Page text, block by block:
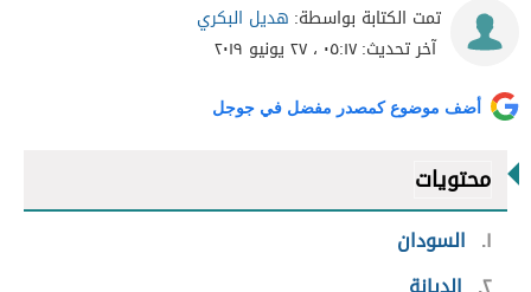
تمت الكتابة بواسطة: هديل البكري
آخر تحديث:٠٥:١٧ ، ٢٧ يونيو ٢٠١٩
أضف موضوع كمصدر مفضل في جوجل
محتويات
١
السودان